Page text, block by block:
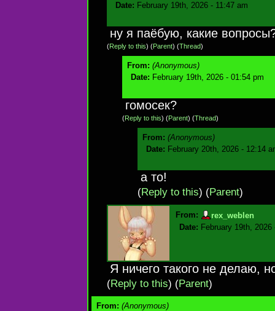
Date: February 19th, 2026 - 11:47 am
ну я паёбую, какие
(Reply to this) (Parent) (Thread)
From: (Anonymous)
Date: February 19th, 2026 - 01:54 pm
гомосек?
(Reply to this) (Parent) (Thread)
From: (Anonymous)
Date: February 20th, 2026 - 12:14
а то!
(Reply to this) (Parent)
From:
rex_weblen
Date: February 19th, 2026
Я ничего такого не делаю,
(Reply to this) (Parent)
From: (Anonymous)